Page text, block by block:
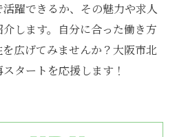
躍できるか、その魅力や求人
します。自分に合った働き方
広げてみませんか？大阪市北
タートを応援します！